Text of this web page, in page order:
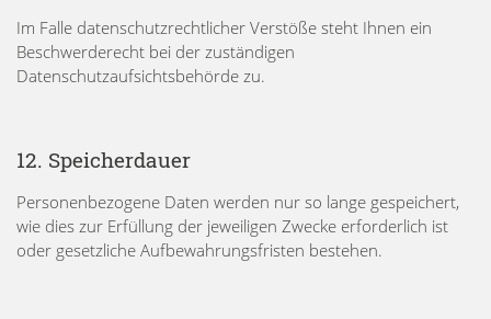
Im Falle datenschutzrechtlicher Verstöße steht Ihnen ein
Beschwerderecht bei der zuständigen
Datenschutzaufsichtsbehörde zu.
12. Speicherdauer
Personenbezogene Daten werden nur so lange gespeichert,
wie dies zur Erfüllung der jeweiligen Zwecke erforderlich ist
oder gesetzliche Aufbewahrungsfristen bestehen.